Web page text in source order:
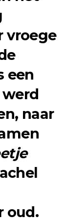
vroege
een
naar
oud.